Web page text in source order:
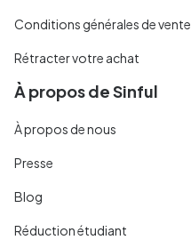
Conditions générales de vente
Rétracter votre achat
À propos de Sinful
À propos de nous
Presse
Blog
Réduction étudiant